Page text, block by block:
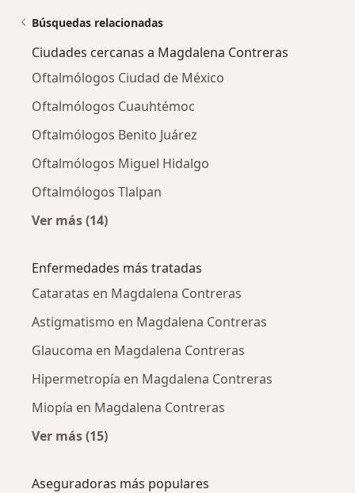
Búsquedas relacionadas
Ciudades cercanas a Magdalena Contreras
Oftalmólogos Ciudad de México
Oftalmólogos Cuauhtémoc
Oftalmólogos Benito Juárez
Oftalmólogos Miguel Hidalgo
Oftalmólogos Tlalpan
Ver más (14)
Enfermedades más tratadas
Cataratas en Magdalena Contreras
Astigmatismo en Magdalena Contreras
Glaucoma en Magdalena Contreras
Hipermetropía en Magdalena Contreras
Miopía en Magdalena Contreras
Ver más (15)
Aseguradoras más populares